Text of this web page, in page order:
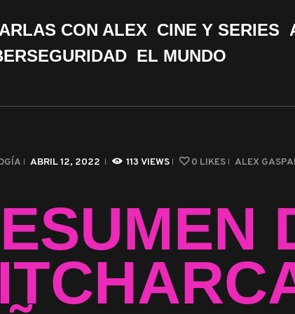
CON ALEX CINE Y SERIES
EL MUNDO
ABRIL 12, 2022 113 VIEWS 0 LIKES ALEX
CHARLAS CON ALEX
CINE Y SERIES
CIBERSEGURIDAD